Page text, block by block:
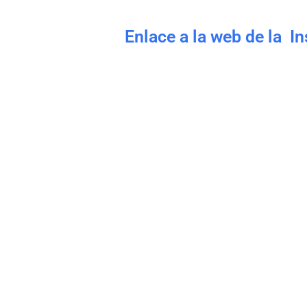
Enlace a la web de la